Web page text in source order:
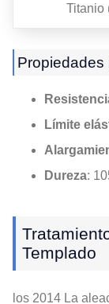
Titanio
Propiedades
Límite
Dureza:
Templado
los 2014 La